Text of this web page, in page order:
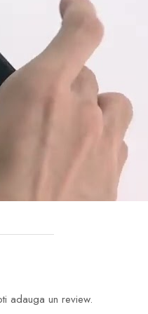
UMET,
SI STICKERE DE
DIN PRIMA PUTETI
LA 7 ORI!
adauga un review.